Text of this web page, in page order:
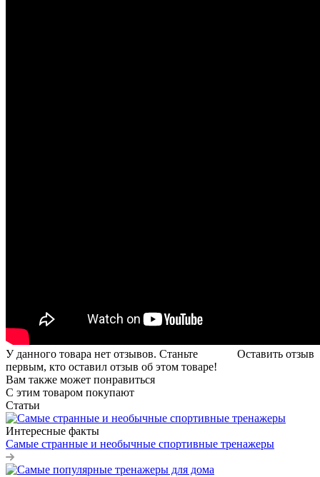
Оставить отзыв
У данного товара нет отзывов. Станьте
первым, кто оставил отзыв об этом товаре!
Вам также может понравиться
С этим товаром покупают
Статьи
Интересные факты
Самые странные и необычные спортивные тренажеры